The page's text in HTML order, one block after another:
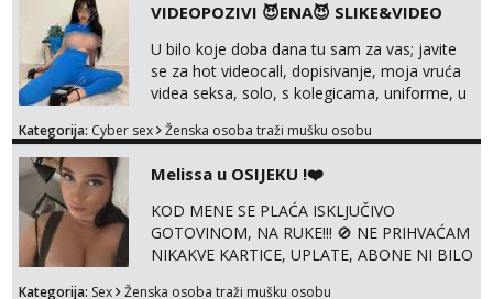
haljine, štikle, samostojeće itd. Nudim
svakakva videa seksa, pušenje, razne
lokacije, suradnje s kolegicama, fetiši..
Dopisivanje i slike također radim. NIŠTA UŽI...
VIDEOPOZIVI 😈ENA😈 SLIKE&VIDEO
U bilo koje doba dana tu sam za vas; javite
se za hot videocall, dopisivanje, moja vruća
videa seksa, solo, s kolegicama, uniforme, u
+385919977166 Telegram 👉
UŽIVO
Kategorija: Cyber sex Ženska osoba traži mušku osobu
Melissa u OSIJEKU !❤️
KOD MENE SE PLAĆA ISKLJUČIVO
GOTOVINOM, NA RUKE!!! 🚫 NE PRIHVAĆAM
NIKAKVE KARTICE, UPLATE, ABONE NI BILO
Kategorija: Sex Ženska osoba traži mušku osobu